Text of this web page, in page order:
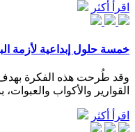
اقرأ أكثر
خمسة حلول إبداعية لأزمة
وقد طُرحت هذه الفكرة بهدف
القوارير والأكواب
اقرأ أكثر